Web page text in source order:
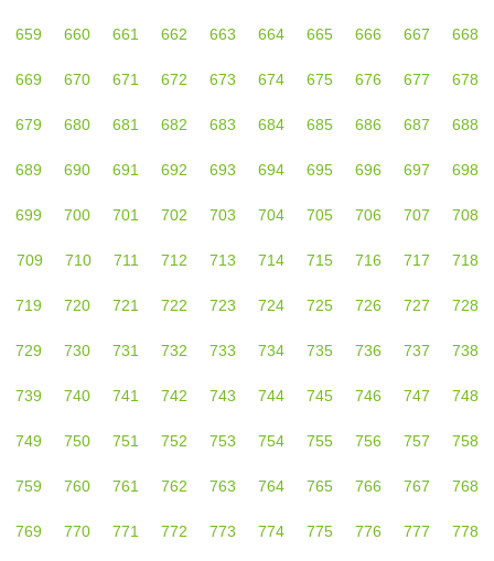
659 660 661 662 663 664 665 666 667 668
669 670 671 672 673 674 675 676 677 678
679 680 681 682 683 684 685 686 687 688
689 690 691 692 693 694 695 696 697 698
699 700 701 702 703 704 705 706 707 708
709 710 711 712 713 714 715 716 717 718
719 720 721 722 723 724 725 726 727 728
729 730 731 732 733 734 735 736 737 738
739 740 741 742 743 744 745 746 747 748
749 750 751 752 753 754 755 756 757 758
759 760 761 762 763 764 765 766 767 768
769 770 771 772 773 774 775 776 777 778